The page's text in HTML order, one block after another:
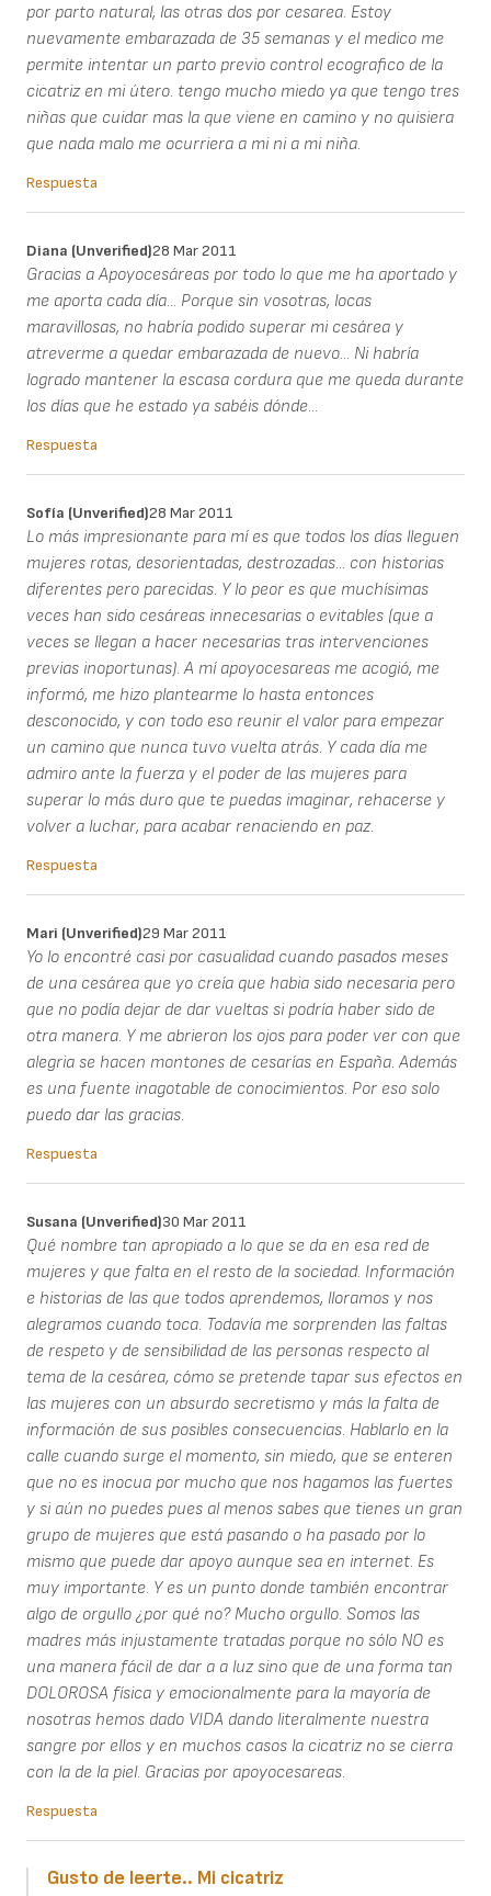
por parto natural, las otras dos por cesarea. Estoy
nuevamente embarazada de 35 semanas y el medico me
permite intentar un parto previo control ecografico de la
cicatriz en mi útero. tengo mucho miedo ya que tengo tres
niñas que cuidar mas la que viene en camino y no quisiera
que nada malo me ocurriera a mi ni a mi niña.
Respuesta
Diana (unverified)28 Mar 2011
Gracias a Apoyocesáreas por todo lo que me ha aportado y
me aporta cada día... Porque sin vosotras, locas
maravillosas, no habría podido superar mi cesárea y
atreverme a quedar embarazada de nuevo... Ni habría
logrado mantener la escasa cordura que me queda durante
los días que he estado ya sabéis dónde...
Respuesta
Sofía (unverified)28 Mar 2011
Lo más impresionante para mí es que todos los días lleguen
mujeres rotas, desorientadas, destrozadas... con historias
diferentes pero parecidas. Y lo peor es que muchísimas
veces han sido cesáreas innecesarias o evitables (que a
veces se llegan a hacer necesarias tras intervenciones
previas inoportunas). A mí apoyocesareas me acogió, me
informó, me hizo plantearme lo hasta entonces
desconocido, y con todo eso reunir el valor para empezar
un camino que nunca tuvo vuelta atrás. Y cada día me
admiro ante la fuerza y el poder de las mujeres para
superar lo más duro que te puedas imaginar, rehacerse y
volver a luchar, para acabar renaciendo en paz.
Respuesta
Mari (unverified)29 Mar 2011
Yo lo encontré casi por casualidad cuando pasados meses
de una cesárea que yo creía que habia sido necesaria pero
que no podía dejar de dar vueltas si podría haber sido de
otra manera. Y me abrieron los ojos para poder ver con que
alegria se hacen montones de cesarías en España. Además
es una fuente inagotable de conocimientos. Por eso solo
puedo dar las gracias.
Respuesta
Susana (unverified)30 Mar 2011
Qué nombre tan apropiado a lo que se da en esa red de
mujeres y que falta en el resto de la sociedad. Información
e historias de las que todos aprendemos, lloramos y nos
alegramos cuando toca. Todavía me sorprenden las faltas
de respeto y de sensibilidad de las personas respecto al
tema de la cesárea, cómo se pretende tapar sus efectos en
las mujeres con un absurdo secretismo y más la falta de
información de sus posibles consecuencias. Hablarlo en la
calle cuando surge el momento, sin miedo, que se enteren
que no es inocua por mucho que nos hagamos las fuertes
y si aún no puedes pues al menos sabes que tienes un gran
grupo de mujeres que está pasando o ha pasado por lo
mismo que puede dar apoyo aunque sea en internet. Es
muy importante. Y es un punto donde también encontrar
algo de orgullo ¿por qué no? Mucho orgullo. Somos las
madres más injustamente tratadas porque no sólo NO es
una manera fácil de dar a a luz sino que de una forma tan
DOLOROSA física y emocionalmente para la mayoría de
nosotras hemos dado VIDA dando literalmente nuestra
sangre por ellos y en muchos casos la cicatriz no se cierra
con la de la piel. Gracias por apoyocesareas.
Respuesta
Gusto de leerte.. Mi cicatriz